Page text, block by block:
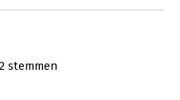
zijn
'ja'
2 stemmen